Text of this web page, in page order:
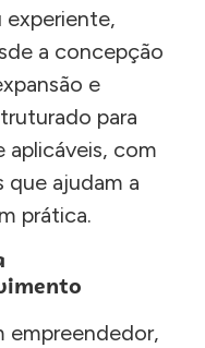
experiente,
a concepção
e
para
aplicáveis, com
que ajudam a
prática.
empreendedor,